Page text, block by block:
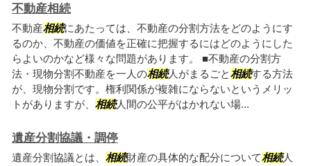
不動産相続
不動産相続にあたっては、不動産の分割方法をどのようにす
るのか、不動産の価値を正確に把握するにはどのようにした
らよいのかなど様々な問題があります。 ■不動産の分割方
法・現物分割不動産を一人の相続人がまるごと相続する方法
が、現物分割です。権利関係が複雑にならないというメリッ
トがありますが、 相続人間の公平がはかれない場...
遺産分割協議・調停
遺産分割協議とは、 相続財産の具体的な配分について相続人